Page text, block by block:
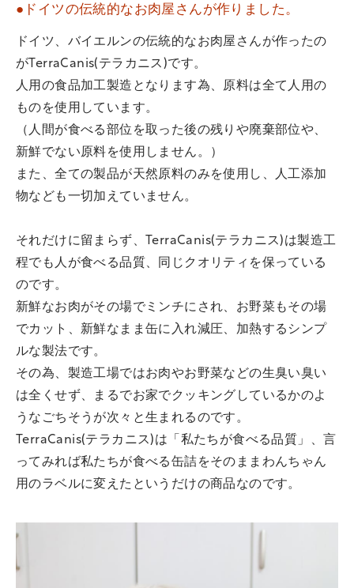
●ドイツの伝統的なお肉屋さんが作りました。
ドイツ、バイエルンの伝統的なお肉屋さんが作ったの
がTerraCanis(テラカニス)です。
人用の食品加工製造となります為、原料は全て人用の
ものを使用しています。
（人間が食べる部位を取った後の残りや廃棄部位や、
新鮮でない原料を使用しません。）
また、全ての製品が天然原料のみを使用し、人工添加
物なども一切加えていません。
それだけに留まらず、TerraCanis(テラカニス)は製造工
程でも人が食べる品質、同じクオリティを保っている
のです。
新鮮なお肉がその場でミンチにされ、お野菜もその場
でカット、新鮮なまま缶に入れ減圧、加熱するシンプ
ルな製法です。
その為、製造工場ではお肉やお野菜などの生臭い臭い
は全くせず、まるでお家でクッキングしているかのよ
うなごちそうが次々と生まれるのです。
TerraCanis(テラカニス)は「私たちが食べる品質」、言
ってみれば私たちが食べる缶詰をそのままわんちゃん
用のラベルに変えたというだけの商品なのです。